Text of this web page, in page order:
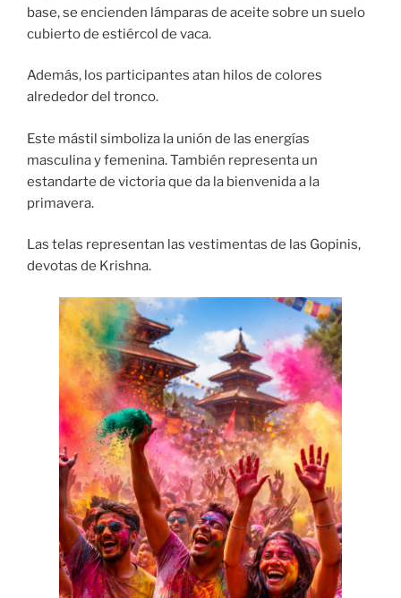
base, se encienden lámparas de aceite sobre un suelo
cubierto de estiércol de vaca.
Además, los participantes atan hilos de colores
alrededor del tronco.
Este mástil simboliza la unión de las energías
masculina y femenina. También representa un
estandarte de victoria que da la bienvenida a la
primavera.
Las telas representan las vestimentas de las Gopinis,
devotas de Krishna.